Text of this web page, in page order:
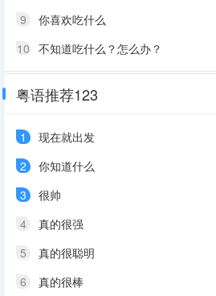
9
你喜欢吃什么
10 不知道吃什么？怎么办？
粤语推荐123
1
现在就出发
2
你知道什么
3
很帅
4
真的很强
5
真的很聪明
6
真的很棒